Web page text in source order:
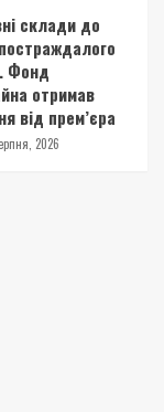
склади до
Фонд
отримав
від прем’єра
2026